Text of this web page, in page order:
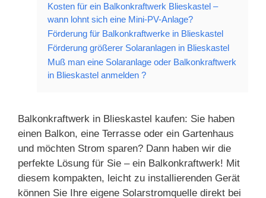
Kosten für ein Balkonkraftwerk Blieskastel –
wann lohnt sich eine Mini-PV-Anlage?
Förderung für Balkonkraftwerke in Blieskastel
Förderung größerer Solaranlagen in Blieskastel
Muß man eine Solaranlage oder Balkonkraftwerk
in Blieskastel anmelden ?
Balkonkraftwerk in Blieskastel kaufen: Sie haben
einen Balkon, eine Terrasse oder ein Gartenhaus
und möchten Strom sparen? Dann haben wir die
perfekte Lösung für Sie – ein Balkonkraftwerk! Mit
diesem kompakten, leicht zu installierenden Gerät
können Sie Ihre eigene Solarstromquelle direkt bei